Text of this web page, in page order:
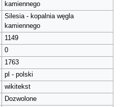
kamiennego
Silesia - kopalnia węgla
kamiennego
1149
0
1763
pl - polski
wikitekst
Dozwolone